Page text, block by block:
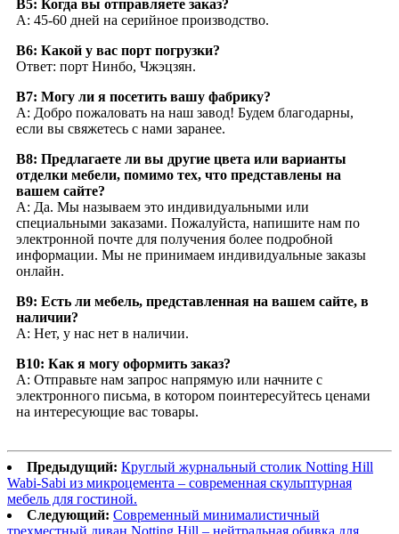
В5: Когда вы отправляете заказ?
А: 45-60 дней на серийное производство.
В6: Какой у вас порт погрузки?
Ответ: порт Нинбо, Чжэцзян.
В7: Могу ли я посетить вашу фабрику?
А: Добро пожаловать на наш завод! Будем благодарны,
если вы свяжетесь с нами заранее.
В8: Предлагаете ли вы другие цвета или варианты
отделки мебели, помимо тех, что представлены на
вашем сайте?
А: Да. Мы называем это индивидуальными или
специальными заказами. Пожалуйста, напишите нам по
электронной почте для получения более подробной
информации. Мы не принимаем индивидуальные заказы
онлайн.
В9: Есть ли мебель, представленная на вашем сайте, в
наличии?
А: Нет, у нас нет в наличии.
В10: Как я могу оформить заказ?
А: Отправьте нам запрос напрямую или начните с
электронного письма, в котором поинтересуйтесь ценами
на интересующие вас товары.
Предыдущий: Круглый журнальный столик Notting Hill
Wabi-Sabi из микроцемента – современная скульптурная
мебель для гостиной.
Следующий: Современный минималистичный